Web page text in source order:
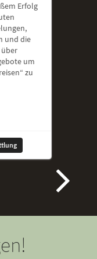
Erfolg
und die
um
zu